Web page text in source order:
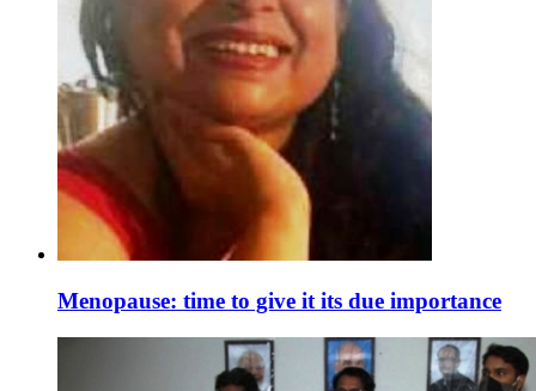
Menopause: time to give it its due importance